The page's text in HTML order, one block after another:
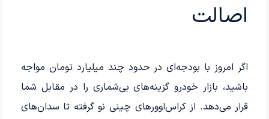
اصالت
اگر امروز با بودجه‌ای در حدود چند میلیارد تومان مواجه
باشید، بازار خودرو گزینه‌های بی‌شماری را در مقابل شما
قرار می‌دهد. از کراس‌اوورهای چینی نو گرفته تا سدان‌های